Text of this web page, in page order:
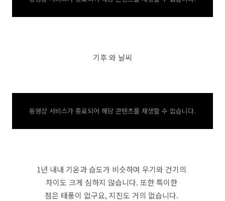
기후 와 날씨
동영상 서비스가 종료되어 해당 콘텐츠를 재생할 수 없습니다.
1년 내내 기온과 습도가 비슷하며 우기와 건기의
차이도 크게 심하지 않습니다. 또한 특이한
점은 태풍이 없구요, 지진도 거의 없습니다.